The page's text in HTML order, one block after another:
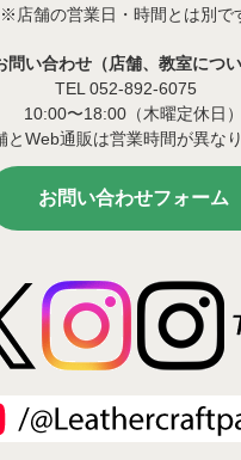
※店舗の営業日・時間とは別で
問い合わせ（店舗、教室につい
TEL 052-892-6075
10:00〜18:00（木曜定休日）
とWeb通販は営業時間が異なり
お問い合わせフォーム